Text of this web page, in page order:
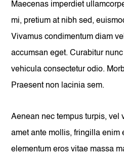
Maecenas imperdiet
mi, pretium at nibh sed,
Vivamus condimentum diam
accumsan eget. Curabitur
vehicula consectetur odio.
Praesent non lacinia sem.
Aenean nec tempus turpis, vel
amet ante mollis, fringilla enim
elementum eros vitae massa